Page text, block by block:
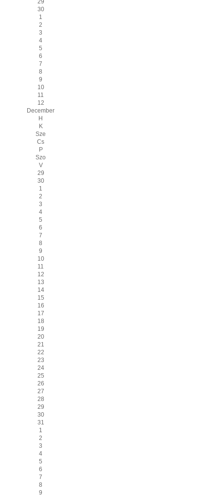
29
30
1
2
3
4
5
6
7
8
9
10
11
12
December
H
K
Sze
Cs
P
Szo
V
29
30
1
2
3
4
5
6
7
8
9
10
11
12
13
14
15
16
17
18
19
20
21
22
23
24
25
26
27
28
29
30
31
1
2
3
4
5
6
7
8
9